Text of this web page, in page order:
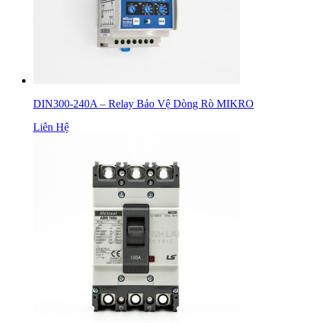
DIN300-240A – Relay Bảo Vệ Dòng Rò MIKRO
Liên Hệ